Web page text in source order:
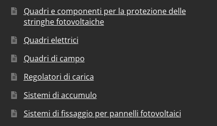
Quadri e componenti per la protezione delle
stringhe fotovoltaiche
Quadri elettrici
Quadri di campo
Regolatori di carica
Sistemi di accumulo
Sistemi di fissaggio per pannelli fotovoltaici